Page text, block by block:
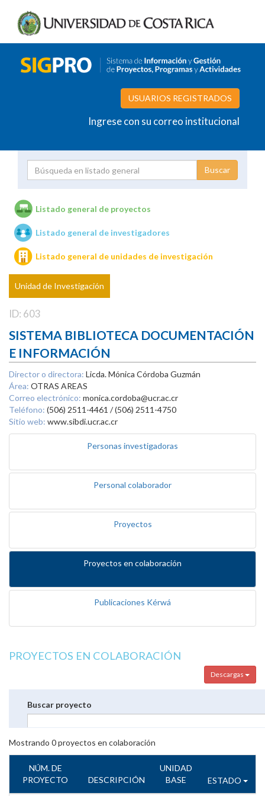
USUARIOS REGISTRADOS
Ingrese con su correo institucional
Unidades de investigación
Listado general de proyectos
Listado general de investigadores
Listado general de unidades de investigación
Unidad de Investigación
ID: 603
SISTEMA BIBLIOTECA DOCUMENTACIÓN
E INFORMACIÓN
Director o directora: Licda. Mónica Córdoba Guzmán
Área: OTRAS AREAS
Correo electrónico: monica.cordoba@ucr.ac.cr
Teléfono: (506) 2511-4461 / (506) 2511-4750
Sitio web: www.sibdi.ucr.ac.cr
Personas investigadoras
Personal colaborador
Proyectos
Proyectos en colaboración
Publicaciones Kérwá
PROYECTOS EN COLABORACIÓN
Descargas
Buscar proyecto
Mostrando 0proyectos en colaboración
NÚM. DE
PROYECTO
DESCRIPCIÓN
UNIDAD
BASE
ESTADO